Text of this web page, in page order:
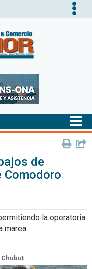
de
Comodoro
la operatoria
marea.